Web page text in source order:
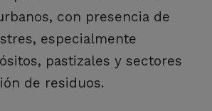
con presencia de
especialmente
pastizales y sectores
de residuos.